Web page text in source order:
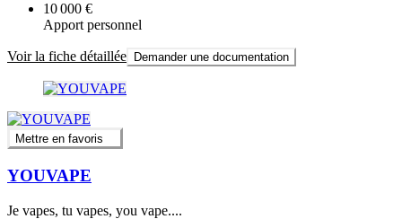
10 000 €
Apport personnel
Voir la fiche détaillée Demander une documentation
Mettre en favoris
YOUVAPE
Je vapes, tu vapes, you vape....